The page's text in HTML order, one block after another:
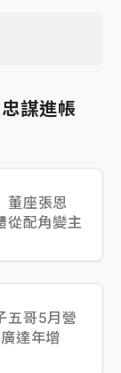
謀進帳
座張恩
從配角變主
五哥5月營
達年增